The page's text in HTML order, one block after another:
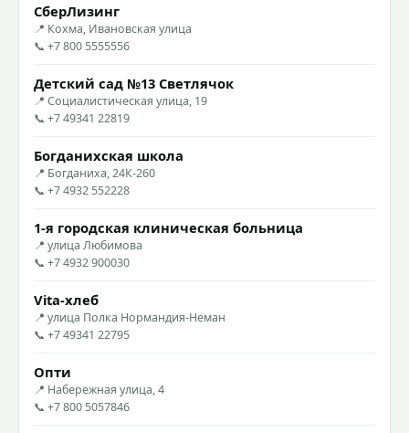
СберЛизинг
📍 Кохма, Ивановская улица
📞 +7 800 5555556
Детский сад №13 Светлячок
📍 Социалистическая улица, 19
📞 +7 49341 22819
Богданихская школа
📍 Богданиха, 24К-260
📞 +7 4932 552228
1-я городская клиническая больница
📍 улица Любимова
📞 +7 4932 900030
Vita-хлеб
📍 улица Полка Нормандия-Неман
📞 +7 49341 22795
Опти
📍 Набережная улица, 4
📞 +7 800 5057846